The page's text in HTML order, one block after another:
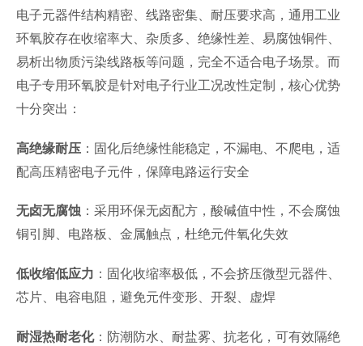
电子元器件结构精密、线路密集、耐压要求高，通用工业
环氧胶存在收缩率大、杂质多、绝缘性差、易腐蚀铜件、
易析出物质污染线路板等问题，完全不适合电子场景。而
电子专用环氧胶是针对电子行业工况改性定制，核心优势
十分突出：
高绝缘耐压：固化后绝缘性能稳定，不漏电、不爬电，适
配高压精密电子元件，保障电路运行安全
无卤无腐蚀：采用环保无卤配方，酸碱值中性，不会腐蚀
铜引脚、电路板、金属触点，杜绝元件氧化失效
低收缩低应力 ：固化收缩率极低，不会挤压微型元器件、
芯片、电容电阻，避免元件变形、开裂、虚焊
耐湿热耐老化：防潮防水、耐盐雾、抗老化，可有效隔绝